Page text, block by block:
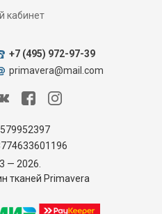
кабинет
— 2026.
тканей Primavera
+7 (495) 972-97-39
primavera@mail.com